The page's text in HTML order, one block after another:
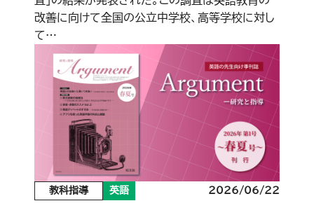
改善に向けて全国の公立中学校、高等学校に対し
て…
教科指導 英語 2026/06/22